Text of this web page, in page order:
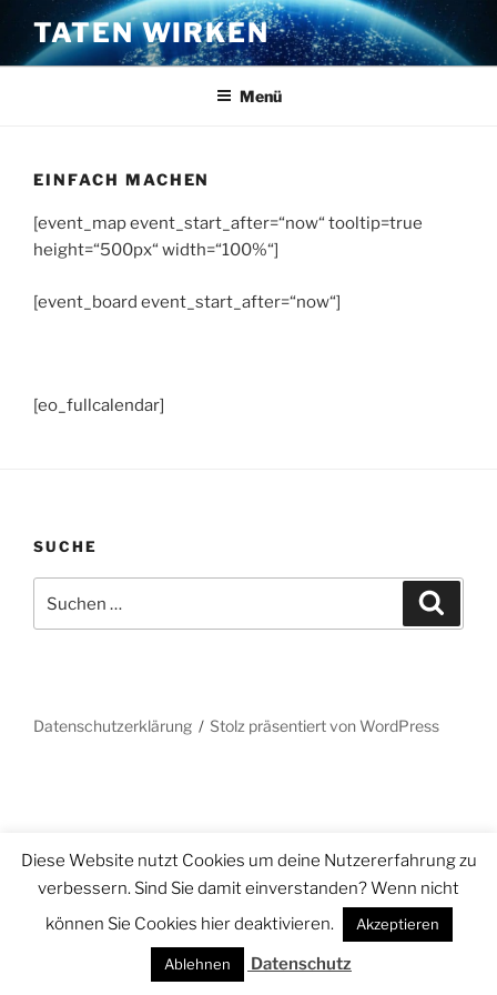
Inhalt
springen
TATEN WIRKEN
Menü
EINFACH MACHEN
[event_map event_start_after=“now“ tooltip=true
height=“500px“ width=“100%“]
[event_board event_start_after=“now“]
[eo_fullcalendar]
SUCHE
nach:
Datenschutzerklärung Stolz präsentiert von WordPress
Diese Website nutzt Cookies um deine Nutzererfahrung zu
verbessern. Sind Sie damit einverstanden? Wenn nicht
können Sie Cookies hier deaktivieren.
Akzeptieren
Ablehnen Datenschutz